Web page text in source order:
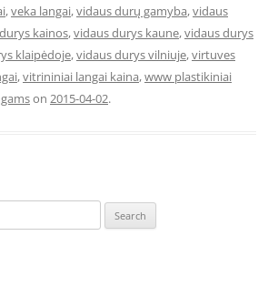
,veka langai,vidaus durų gamyba,vidaus
kainos,vidaus durys kaune,vidaus durys
klaipėdoje,vidaus durys vilniuje,virtuves
,vitrininiai langai kaina,www plastikiniai
on 2015-04-02.